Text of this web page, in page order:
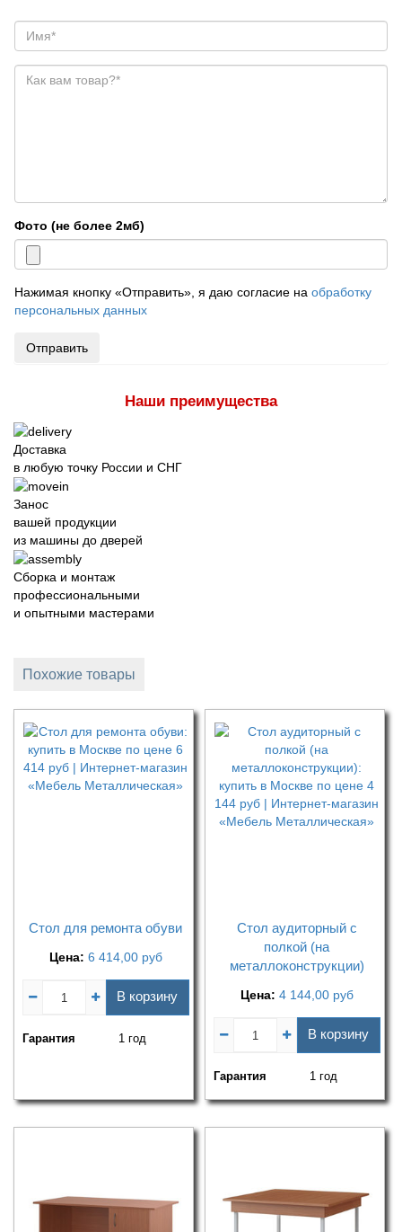
Фото (не более 2мб)
Нажимая кнопку «Отправить», я даю согласие на обработку
персональных данных
Отправить
Наши преимущества
Доставка
в любую точку России и СНГ
Занос
вашей продукции
из машины до дверей
Сборка и монтаж
профессиональными
и опытными мастерами
Похожие товары
Стол для ремонта обуви
Цена: 6 414,00 руб
В корзину
Гарантия 1 год
Стол аудиторный с
полкой (на
металлоконструкции)
Цена: 4 144,00 руб
В корзину
Гарантия 1 год